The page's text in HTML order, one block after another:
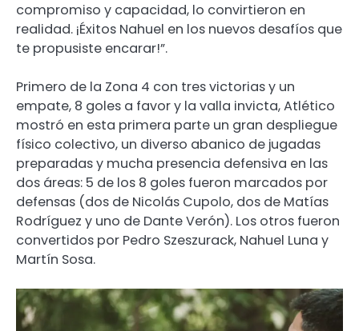
compromiso y capacidad, lo convirtieron en
realidad. ¡Éxitos Nahuel en los nuevos desafíos que
te propusiste encarar!”.
Primero de la Zona 4 con tres victorias y un
empate, 8 goles a favor y la valla invicta, Atlético
mostró en esta primera parte un gran despliegue
físico colectivo, un diverso abanico de jugadas
preparadas y mucha presencia defensiva en las
dos áreas: 5 de los 8 goles fueron marcados por
defensas (dos de Nicolás Cupolo, dos de Matías
Rodríguez y uno de Dante Verón). Los otros fueron
convertidos por Pedro Szeszurack, Nahuel Luna y
Martín Sosa.